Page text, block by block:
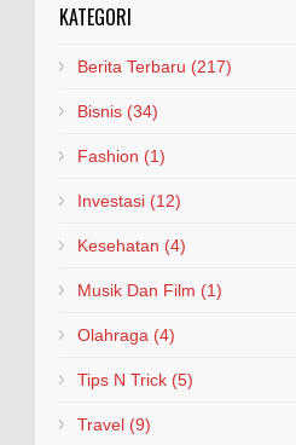
KATEGORI
Berita Terbaru (217)
Bisnis (34)
Fashion (1)
Investasi (12)
Kesehatan (4)
Musik Dan Film (1)
Olahraga (4)
Tips N Trick (5)
Travel (9)